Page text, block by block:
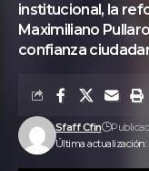
institucional, la
Maximiliano
confianza
Última actualización:
Sfaff Cfin